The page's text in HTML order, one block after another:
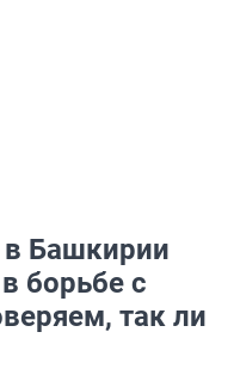
в Башкирии
борьбе с
так ли